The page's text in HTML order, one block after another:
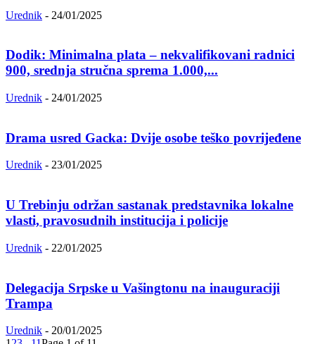
Urednik - 24/01/2025
Dodik: Minimalna plata – nekvalifikovani radnici
900, srednja stručna sprema 1.000,...
Urednik - 24/01/2025
Drama usred Gacka: Dvije osobe teško povrijeđene
Urednik - 23/01/2025
U Trebinju održan sastanak predstavnika lokalne
vlasti, pravosudnih institucija i policije
Urednik - 22/01/2025
Delegacija Srpske u Vašingtonu na inauguraciji
Trampa
Urednik - 20/01/2025